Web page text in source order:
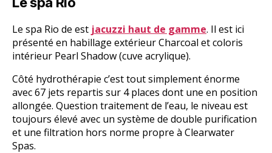
Le spa Rio de est jacuzzi haut de gamme. Il est ici
présenté en habillage extérieur Charcoal et coloris
intérieur Pearl Shadow (cuve acrylique).
Côté hydrothérapie c’est tout simplement énorme
avec 67 jets repartis sur 4 places dont une en position
allongée. Question traitement de l’eau, le niveau est
toujours élevé avec un système de double purification
et une filtration hors norme propre à Clearwater
Spas.